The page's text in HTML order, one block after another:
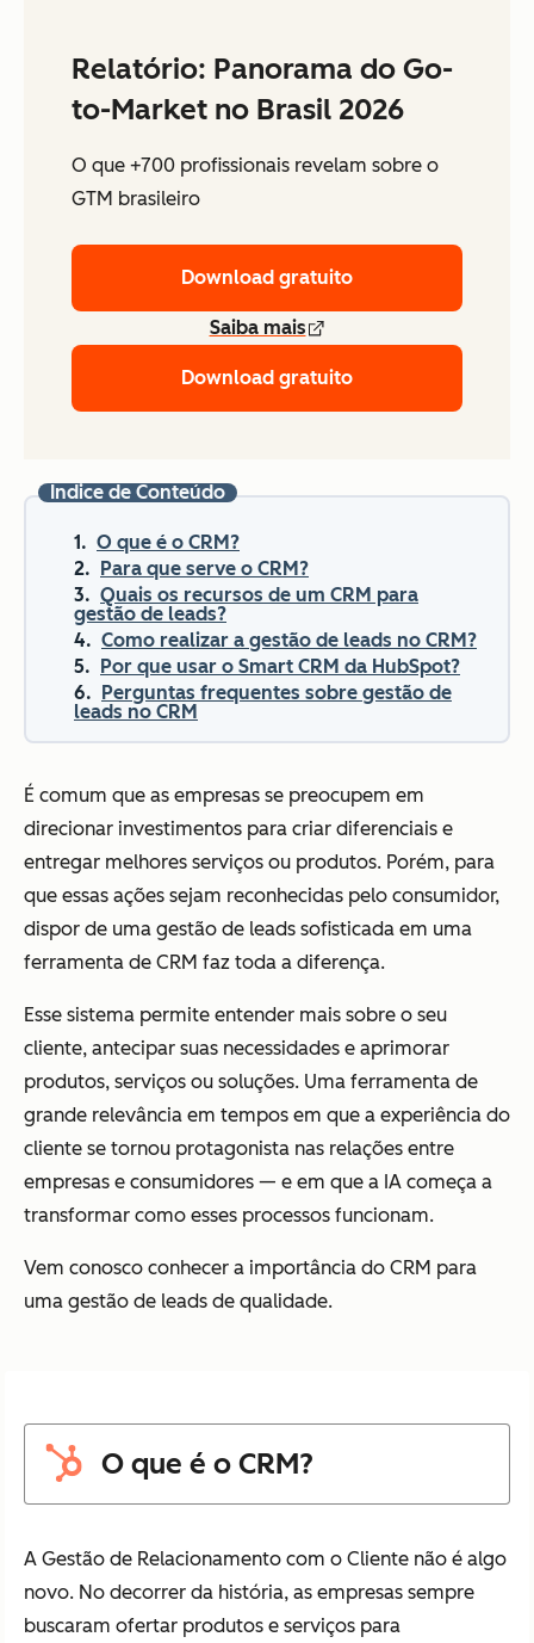
Relatório: Panorama do Go-
to-Market no Brasil 2026
O que +700 profissionais revelam sobre o
GTM brasileiro
Download gratuito
Saiba mais
Download gratuito
Índice de Conteúdo
O que é o CRM?
Para que serve o CRM?
Quais os recursos de um CRM para
gestão de leads?
Como realizar a gestão de leads no CRM?
Por que usar o Smart CRM da HubSpot?
Perguntas frequentes sobre gestão de
leads no CRM
É comum que as empresas se preocupem em
direcionar investimentos para criar diferenciais e
entregar melhores serviços ou produtos. Porém, para
que essas ações sejam reconhecidas pelo consumidor,
dispor de uma gestão de leads sofisticada em uma
ferramenta de CRM faz toda a diferença.
Esse sistema permite entender mais sobre o seu
cliente, antecipar suas necessidades e aprimorar
produtos, serviços ou soluções. Uma ferramenta de
grande relevância em tempos em que a experiência do
cliente se tornou protagonista nas relações entre
empresas e consumidores — e em que a IA começa a
transformar como esses processos funcionam.
Vem conosco conhecer a importância do CRM para
uma gestão de leads de qualidade.
O que é o CRM?
A Gestão de Relacionamento com o Cliente não é algo
novo. No decorrer da história, as empresas sempre
buscaram ofertar produtos e serviços para